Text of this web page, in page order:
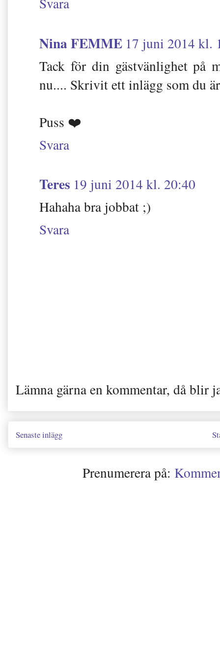
Nina FEMME 17 juni 2014 kl.
Tack för din gästvänlighet
nu.... Skrivit ett inlägg som du
Puss ❤️
Svara
Teres 19 juni 2014 kl. 20:40
Hahaha bra jobbat ;)
Svara
Lämna gärna en kommentar, då blir
Senaste inlägg
Prenumerera på: